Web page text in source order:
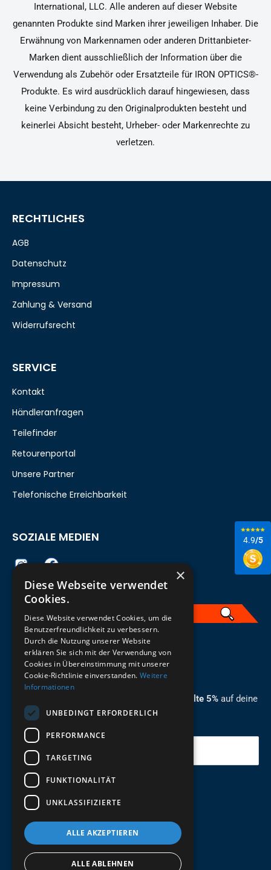
International, LLC. Alle anderen auf dieser Website
genannten Produkte sind Marken ihrer jeweiligen Inhaber. Die
Erwähnung von Markennamen oder anderen Drittanbieter-
Marken dient ausschließlich der Information über die
Verwendung als Zubehör oder Ersatzteile für IRON OPTICS®-
Produkte. Es wird ausdrücklich darauf hingewiesen, dass
keine Verbindung zu den Originalprodukten besteht und
keinerlei Absicht besteht, Urheber- oder Markenrechte zu
verletzen.
4.9/5
ZUM NEWSLETTER ANMELDEN
Melde dich jetzt zum Newsletter an und erhalte 5% auf deine
erste Bestellung.
Deine Email
Abschicken
RECHTLICHES
AGB
Datenschutz
Impressum
Zahlung & Versand
Widerrufsrecht
SERVICE
Kontakt
Händleranfragen
Teilefinder
Retourenportal
Unsere Partner
Telefonische Erreichbarkeit
SOZIALE MEDIEN
German
×
Diese Webseite verwendet
Cookies.
Diese Website verwendet Cookies, um die
Benutzerfreundlichkeit zu verbessern.
Durch die Nutzung unserer Website
erklären Sie sich mit der Verwendung von
Cookies in Übereinstimmung mit unserer
Cookie-Richtlinie einverstanden. Weitere
Informationen
UNBEDINGT ERFORDERLICH
PERFORMANCE
TARGETING
FUNKTIONALITÄT
UNKLASSIFIZIERTE
ALLE AKZEPTIEREN
ALLE ABLEHNEN